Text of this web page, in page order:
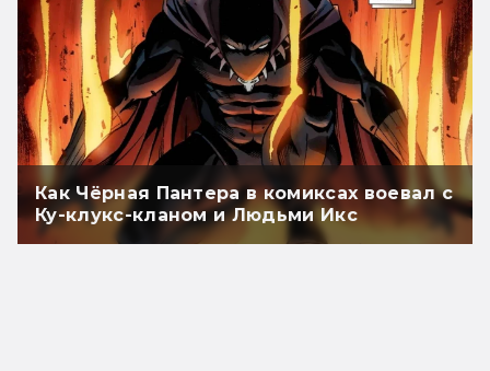
Как Чёрная Пантера в комиксах воевал с
Ку-клукс-кланом и Людьми Икс